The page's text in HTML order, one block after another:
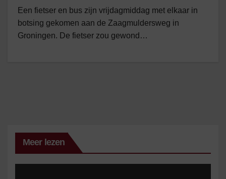
Een fietser en bus zijn vrijdagmiddag met elkaar in
botsing gekomen aan de Zaagmuldersweg in
Groningen. De fietser zou gewond…
Meer lezen